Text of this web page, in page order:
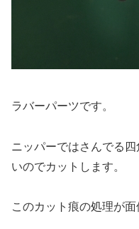
ラバーパーツです。
ニッパーではさんでる
いのでカットします。
このカット痕の処理が面